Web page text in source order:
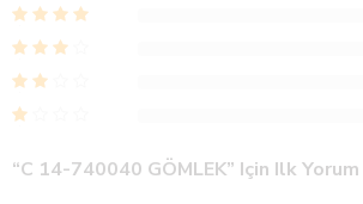
“C 14-740040 GÖMLEK” Için Ilk